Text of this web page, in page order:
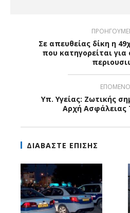
Σε απευθείας δίκη η
που κατηγορείται
ΕΠΟΜΕΝΟ
Υπ. Υγείας: Ζωτικής
Αρχή Ασφάλειας
ΔΙΑΒΑΣΤΕ ΕΠΙΣΗΣ